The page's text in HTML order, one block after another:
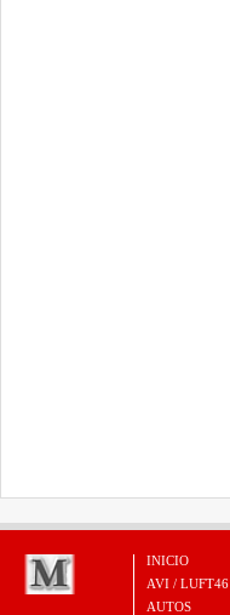
INICIO
AVI / LUFT46
AUTOS